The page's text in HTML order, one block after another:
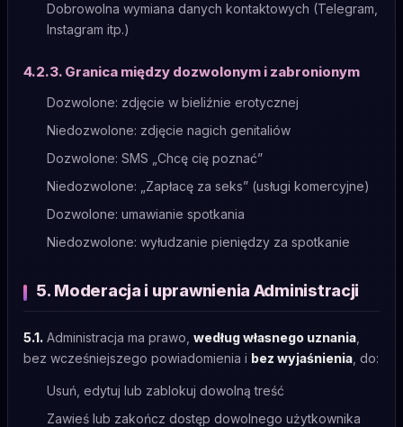
Dobrowolna wymiana danych kontaktowych (Telegram,
Instagram itp.)
4.2.3. Granica między dozwolonym i zabronionym
Dozwolone: zdjęcie w bieliźnie erotycznej
Niedozwolone: zdjęcie nagich genitaliów
Dozwolone: SMS „Chcę cię poznać”
Niedozwolone: „Zapłacę za seks” (usługi komercyjne)
Dozwolone: ​​umawianie spotkania
Niedozwolone: wyłudzanie pieniędzy za spotkanie
5. Moderacja i uprawnienia Administracji
5.1. Administracja ma prawo, według własnego uznania
bez wcześniejszego powiadomienia i bez wyjaśnienia , do:
Usuń, edytuj lub zablokuj dowolną treść
Zawieś lub zakończ dostęp dowolnego użytkownika